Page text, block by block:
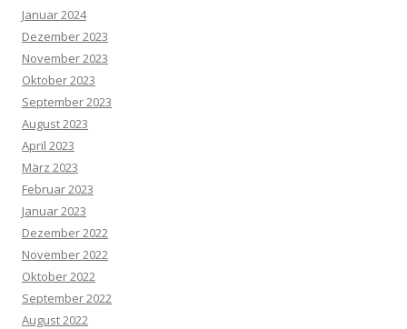
Januar 2024
Dezember 2023
November 2023
Oktober 2023
September 2023
August 2023
April 2023
März 2023
Februar 2023
Januar 2023
Dezember 2022
November 2022
Oktober 2022
September 2022
August 2022